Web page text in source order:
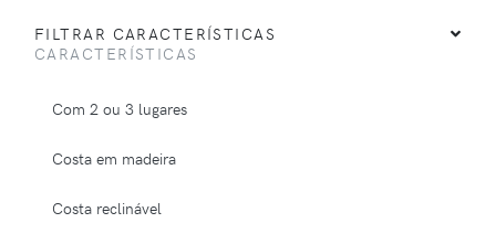
FILTRAR CARACTERÍSTICAS
CARACTERÍSTICAS
Com 2 ou 3 lugares
Costa em madeira
Costa reclinável